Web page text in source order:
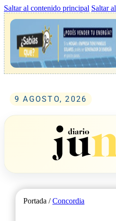
Saltar al contenido principal Saltar
9 AGOSTO, 2026
Portada /Concordia